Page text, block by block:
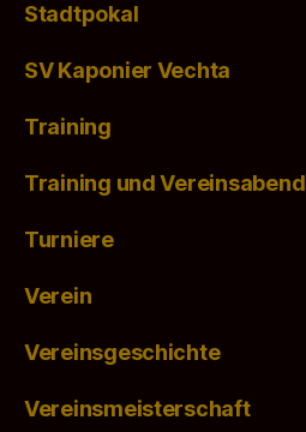
Stadtpokal
SV Kaponier Vechta
Training
Training und Vereinsabend
Turniere
Verein
Vereinsgeschichte
Vereinsmeisterschaft